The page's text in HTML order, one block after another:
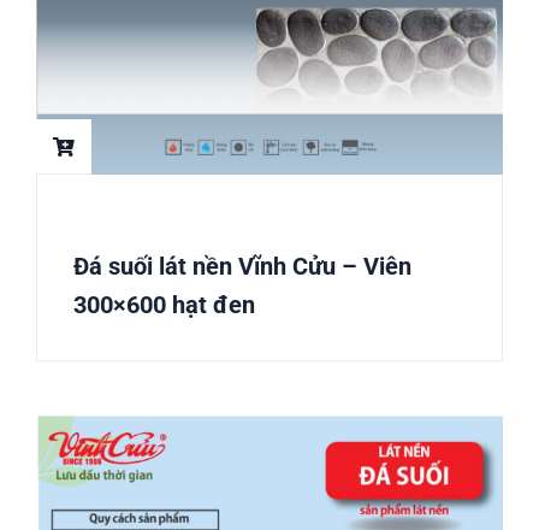
Đá suối lát nền Vĩnh Cửu – Viên
300×600 hạt đen